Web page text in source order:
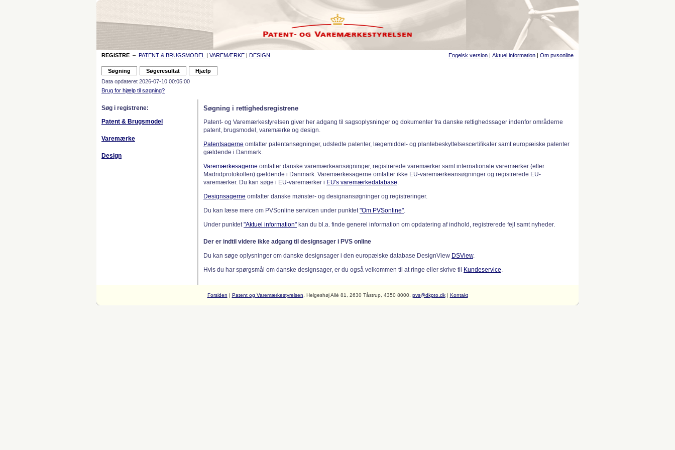
REGISTRE – PATENT & BRUGSMODEL | VAREMÆRKE | DESIGN Engelsk version | Aktuel information | Om pvsonline
Data opdateret 2026-07-10 00:05:00
Brug for hjælp til søgning?
Søg i registrene:
Patent & Brugsmodel
Varemærke
Design
Søgning i rettighedsregistrene
Patent- og Varemærkestyrelsen giver her adgang til sagsoplysninger og dokumenter fra danske rettighedssager indenfor områderne
patent, brugsmodel, varemærke og design.
Patentsagerne omfatter patentansøgninger, udstedte patenter, lægemiddel- og plantebeskyttelsescertifikater samt europæiske patenter
gældende i Danmark.
Varemærkesagerne omfatter danske varemærkeansøgninger, registrerede varemærker samt internationale varemærker (efter
Madridprotokollen) gældende i Danmark. Varemærkesagerne omfatter ikke EU-varemærkeansøgninger og registrerede EU-
varemærker. Du kan søge i EU-varemærker i EU's varemærkedatabase.
Designsagerne omfatter danske mønster- og designansøgninger og registreringer.
Du kan læse mere om PVSonline servicen under punktet"Om PVSonline".
Under punktet"Aktuel information" kan du bl.a. finde generel information om opdatering af indhold, registrerede fejl samt nyheder.
Der er indtil videre ikke adgang til designsager i PVS online
Du kan søge oplysninger om danske designsager i den europæiske database DesignView DSView.
Hvis du har spørgsmål om danske designsager, er du også velkommen til at ringe eller skrive til
Kundeservice.
Forsiden | Patent og Varemærkestyrelsen , Helgeshøj Allé 81, 2630 Tåstrup, 4350 8000, pvs@dkpto.dk| Kontakt